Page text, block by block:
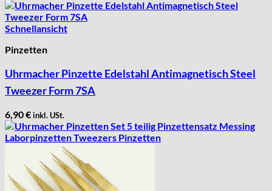
Schnellansicht
Pinzetten
Uhrmacher Pinzette Edelstahl Antimagnetisch Steel
Tweezer Form 7SA
6,90€inkl. USt.